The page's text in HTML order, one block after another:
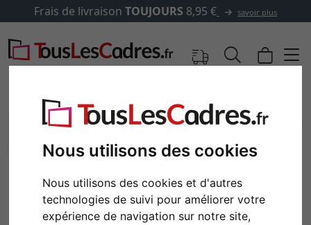
Nous utilisons des cookies
Nous utilisons des cookies et d'autres
technologies de suivi pour améliorer votre
expérience de navigation sur notre site,
Frais de livraison TOUJOURS 8,95 € savoir plus